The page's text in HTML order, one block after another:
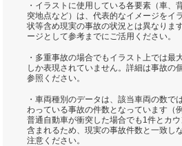
・イラストに使用している各要素（車、
突地点など）は、代表的なイメージをイ
状等含め現実の事故の状況とは異なりま
ージとして参考までにご活用ください。
・多重事故の場合でもイラスト上では最
しか表現されていません。詳細は事故の
参照ください。
・車両種別のデータは、該当車両の数で
わっている事故の件数となっています（
普通自動車が衝突した場合でも1件とカ
含まれるため、現実の事故件数と一致し
注意ください。